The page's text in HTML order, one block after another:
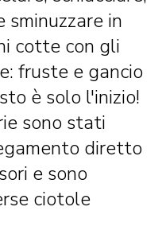
in
cotte con gli
fruste e gancio
è solo l'inizio!
sono stati
diretto
e sono
ciotole